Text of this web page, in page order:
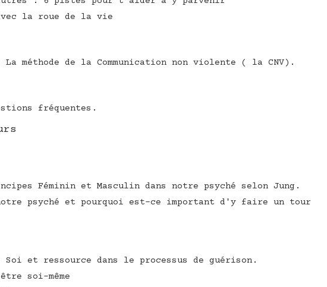
la roue de la vie
La méthode de la Communication non violente ( la CNV).
fréquentes.
Féminin et Masculin dans notre psyché selon Jung.
psyché et pourquoi est-ce important d'y faire un tour
et ressource dans le processus de guérison.
soi-même